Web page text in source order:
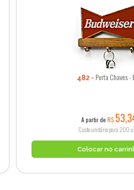
482 Porta Chaves -
A partir de R$
Custo unitário para 200
Colocar no